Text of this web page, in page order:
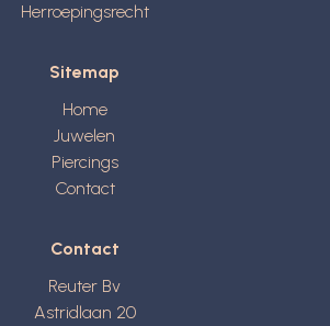
Herroepingsrecht
Sitemap
Home
Juwelen
Piercings
Contact
Contact
Reuter Bv
Astridlaan 20